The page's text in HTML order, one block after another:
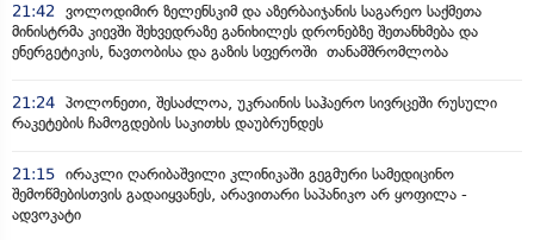
21:42
ვოლოდიმირ ზელენსკიმ და აზერბაიჯანის საგარეო საქმეთა
მინისტრმა კიევში შეხვედრაზე განიხილეს დრონებზე შეთანხმება და
ენერგეტიკის, ნავთობისა და გაზის სფეროში თანამშრომლობა
21:24 პოლონეთი, შესაძლოა, უკრაინის საჰაერო სივრცეში რუსული
რაკეტების ჩამოგდების საკითხს დაუბრუნდეს
21:15 ირაკლი ღარიბაშვილი კლინიკაში გეგმური სამედიცინო
შემოწმებისთვის გადაიყვანეს, არავითარი საპანიკო არ ყოფილა -
ადვოკატი